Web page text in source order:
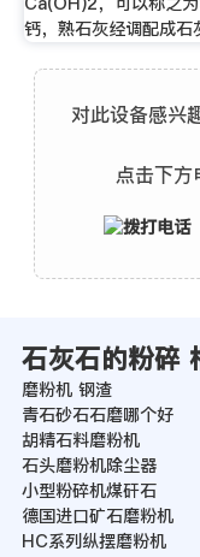
钙，熟石灰经调配成石
对此设备感兴
点击下方
石灰石的粉碎
磨粉机 钢渣
青石砂石石磨哪个好
胡精石料磨粉机
石头磨粉机除尘器
小型粉碎机煤矸石
德国进口矿石磨粉机
HC系列纵摆磨粉机